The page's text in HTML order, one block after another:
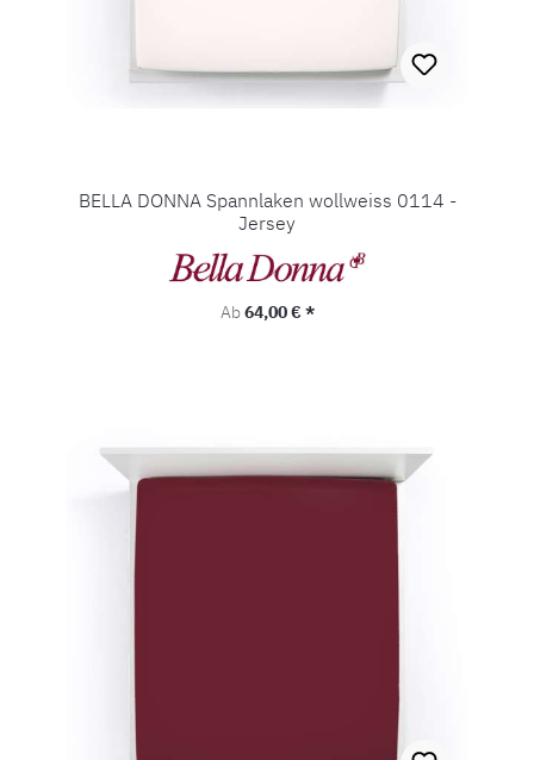
BELLA DONNA Spannlaken wollweiss 0114 -
Jersey
Regulärer Preis:
Ab64,00 € *